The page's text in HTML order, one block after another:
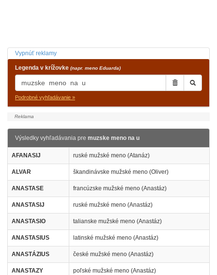
Vypnúť reklamy
Legenda v krížovke (napr. meno Eduarda)
Podrobné vyhľadávanie »
Výsledky vyhľadávania pre muzske meno na u
AFANASIJ ruské mužské meno (Atanáz)
ALVAR škandinávske mužské meno (Oliver)
ANASTASE francúzske mužské meno (Anastáz)
ANASTASIJ ruské mužské meno (Anastáz)
ANASTASIO talianske mužské meno (Anastáz)
ANASTASIUS latinské mužské meno (Anastáz)
ANASTÁZIUS české mužské meno (Anastáz)
ANASTAZY poľské mužské meno (Anastáz)